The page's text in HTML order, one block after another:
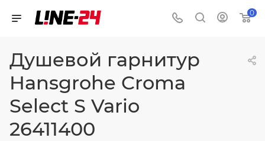
0
Душевой гарнитур
Hansgrohe Croma
Select S Vario
26411400